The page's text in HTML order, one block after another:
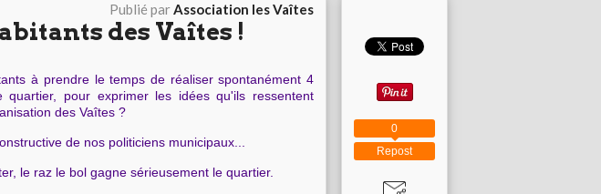
Publié parAssociation les Vaîtes
des Vaîtes !
à prendre le temps de réaliser spontanément 4
pour exprimer les idées qu'ils ressentent
des Vaîtes ?
de nos politiciens municipaux...
le raz le bol gagne sérieusement le quartier.
Repost
0